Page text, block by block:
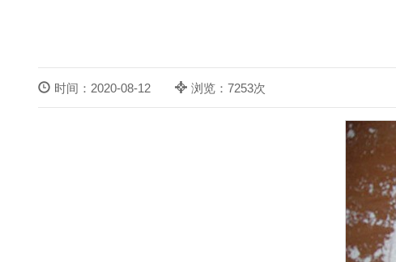
时间：2020-08-12 浏览：7253次